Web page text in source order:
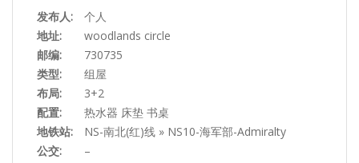
发布人:
个人
地址:
woodlands circle
邮编:
730735
类型:
组屋
布局:
3+2
配置:
热水器 床垫 书桌
地铁站:
NS-南北(红)线 » NS10-海军部-Admiralty
公交:
–